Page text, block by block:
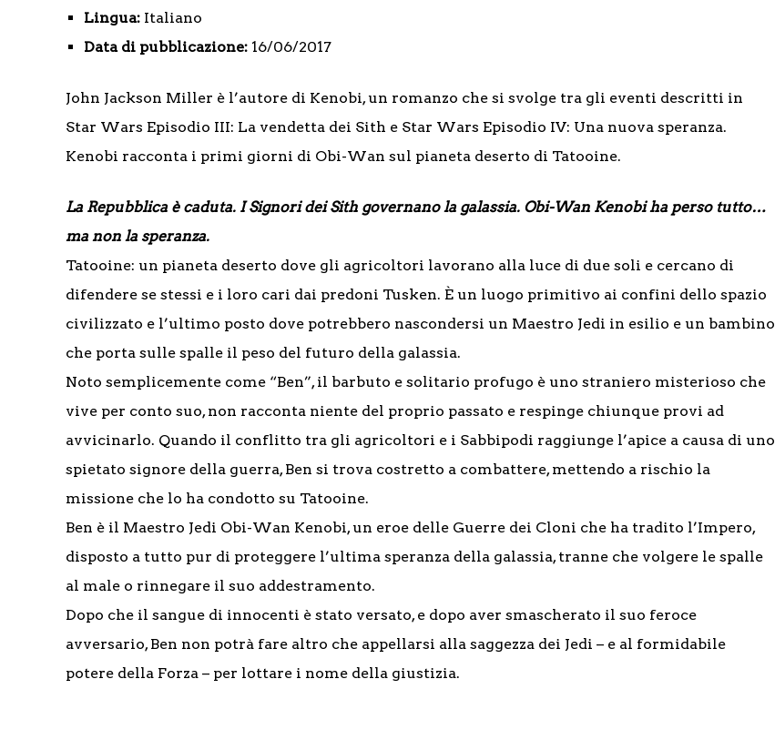
Lingua: Italiano
Data di pubblicazione: 16/06/2017
John Jackson Miller è l’autore di Kenobi, un romanzo che si svolge tra gli eventi descritti in
Star Wars Episodio III: La vendetta dei Sith e Star Wars Episodio IV: Una nuova speranza.
Kenobi racconta i primi giorni di Obi-Wan sul pianeta deserto di Tatooine.
La Repubblica è caduta. I Signori dei Sith governano la galassia. Obi-Wan Kenobi ha perso tutto…
ma non la speranza.
Tatooine: un pianeta deserto dove gli agricoltori lavorano alla luce di due soli e cercano di
difendere se stessi e i loro cari dai predoni Tusken. È un luogo primitivo ai confini dello spazio
civilizzato e l’ultimo posto dove potrebbero nascondersi un Maestro Jedi in esilio e un bambino
che porta sulle spalle il peso del futuro della galassia.
Noto semplicemente come “Ben”, il barbuto e solitario profugo è uno straniero misterioso che
vive per conto suo, non racconta niente del proprio passato e respinge chiunque provi ad
avvicinarlo. Quando il conflitto tra gli agricoltori e i Sabbipodi raggiunge l’apice a causa di uno
spietato signore della guerra, Ben si trova costretto a combattere, mettendo a rischio la
missione che lo ha condotto su Tatooine.
Ben è il Maestro Jedi Obi-Wan Kenobi, un eroe delle Guerre dei Cloni che ha tradito l’Impero,
disposto a tutto pur di proteggere l’ultima speranza della galassia, tranne che volgere le spalle
al male o rinnegare il suo addestramento.
Dopo che il sangue di innocenti è stato versato, e dopo aver smascherato il suo feroce
avversario, Ben non potrà fare altro che appellarsi alla saggezza dei Jedi – e al formidabile
potere della Forza – per lottare i nome della giustizia.